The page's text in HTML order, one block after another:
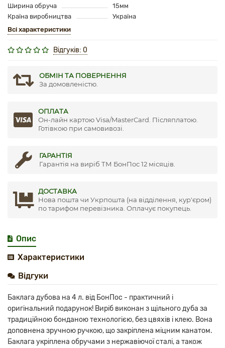
Ширина обруча
15мм
Країна виробництва
Україна
Всі характеристики
Відгуків: 0
ОБМІН ТА ПОВЕРНЕННЯ
За домовленістю.
ОПЛАТА
Он-лайн картою Visa/MasterCard. Післяплатою.
Готівкою при самовивозі.
ГАРАНТІЯ
Гарантія на виріб ТМ БонПос 12 місяців.
ДОСТАВКА
Нова пошта чи Укрпошта (на відділення, кур'єром)
по тарифом перевізника. Оплачує покупець.
Опис
Характеристики
Відгуки
Баклага дубова на 4 л. від БонПос - практичний і
оригінальний подарунок! Виріб виконан з щільного дуба за
традиційною бонданою технологією, без цвяхів і клею. Вона
доповнена зручною ручкою, що закріплена міцним канатом.
Баклага укріплена обручами з нержавіючої сталі, а також